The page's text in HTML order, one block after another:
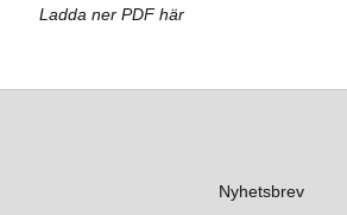
Ladda ner PDF här
Nyhetsbrev